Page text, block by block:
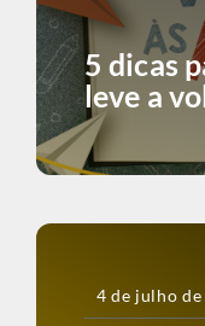
5 dicas
leve a
4 de julho